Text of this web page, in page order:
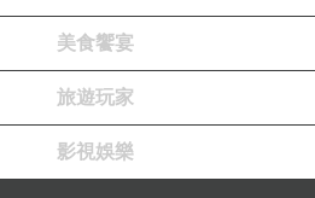
因個人電腦螢幕不同有顯色上之差
請見諒。若介意的朋友請勿訂購!!
色衣服請分開洗！建議您可以加
調整為柔洗！洗滌前請確認洗衣精
！
美食饗宴
旅遊玩家
影視娛樂